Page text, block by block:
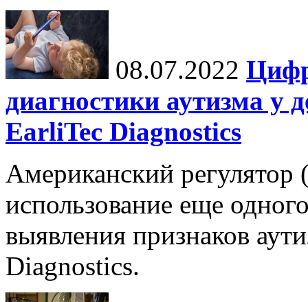
08.07.2022
диагностики аутизма у
EarliTec Diagnostics
Американский
использование еще
выявления признаков
Diagnostics.